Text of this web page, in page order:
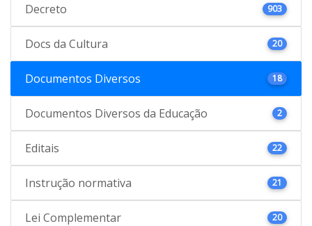
Decreto 903
Docs da Cultura 20
Documentos Diversos 18
Documentos Diversos da Educação 2
Editais 22
Instrução normativa 21
Lei Complementar 20